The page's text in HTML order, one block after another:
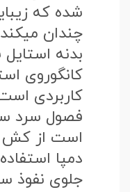
شده که
چندان
بدنه
کانگوروی
کاربردی
فصول سرد
است از
دمپا
جلوی نفوذ